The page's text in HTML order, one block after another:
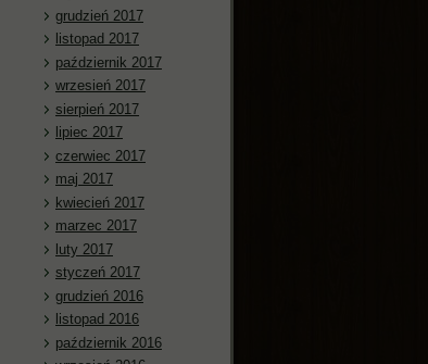
grudzień 2017
listopad 2017
październik 2017
wrzesień 2017
sierpień 2017
lipiec 2017
czerwiec 2017
maj 2017
kwiecień 2017
marzec 2017
luty 2017
styczeń 2017
grudzień 2016
listopad 2016
październik 2016